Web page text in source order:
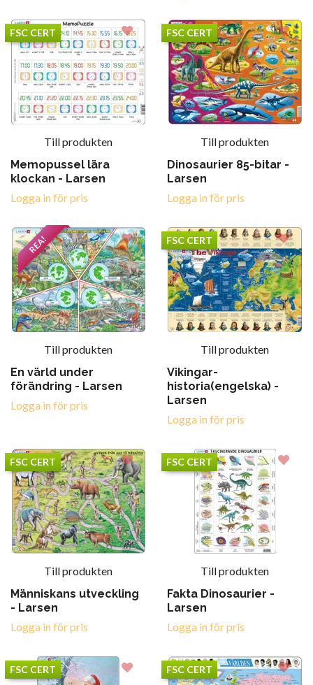
FSC CERT
Till produkten
Memopussel lära
klockan - Larsen
Logga in för pris
FSC CERT
Till produkten
Dinosaurier 85-bitar -
Larsen
Logga in för pris
REA!
Till produkten
En värld under
förändring - Larsen
Logga in för pris
FSC CERT
Till produkten
Vikingar-
historia(engelska) -
Larsen
Logga in för pris
FSC CERT
Till produkten
Människans utveckling
- Larsen
Logga in för pris
FSC CERT
Till produkten
Fakta Dinosaurier -
Larsen
Logga in för pris
FSC CERT FSC CERT